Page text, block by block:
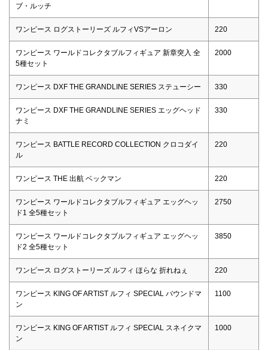
ブ・ルッチ
ワンピース ログストーリーズ ルフィVSアーロン 220
ワンピース ワールドコレクタブルフィギュア 新章突入 全
5種セット
2000
ワンピース DXF THE GRANDLINE SERIES ステューシー 330
ワンピース DXF THE GRANDLINE SERIES エッグヘッド
ナミ
330
ワンピース BATTLE RECORD COLLECTION クロコダイ
ル
220
ワンピース THE 出航 ベックマン 220
ワンピース ワールドコレクタブルフィギュア エッグヘッ
ド1 全5種セット
2750
ワンピース ワールドコレクタブルフィギュア エッグヘッ
ド2 全5種セット
3850
ワンピース ログストーリーズ ルフィ ほらな 折れねぇ 220
ワンピース KING OF ARTIST ルフィ SPECIAL バウンドマ
ン
1100
ワンピース KING OF ARTIST ルフィ SPECIAL スネイクマ
ン
1000